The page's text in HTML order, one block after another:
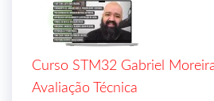
Curso STM32 Gabriel Moreira
Avaliação Técnica